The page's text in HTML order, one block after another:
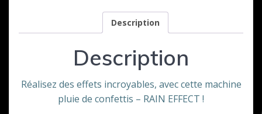
France
Description
Description
Réalisez des effets incroyables, avec cette machine
pluie de confettis – RAIN EFFECT !